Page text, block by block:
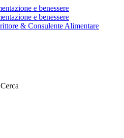
Cerca